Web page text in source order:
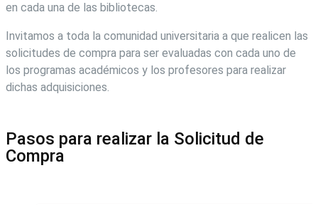
en cada una de las bibliotecas.
Invitamos a toda la comunidad universitaria a que realicen las
solicitudes de compra para ser evaluadas con cada uno de
los programas académicos y los profesores para realizar
dichas adquisiciones.
Pasos para realizar la Solicitud de
Compra